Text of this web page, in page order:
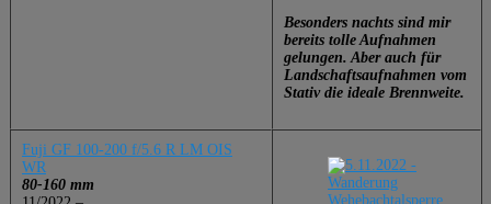
Besonders nachts sind mir
bereits tolle Aufnahmen
gelungen. Aber auch für
Landschaftsaufnahmen vom
Stativ die ideale Brennweite.
Fuji GF 100-200 f/5.6 R LM OIS
WR
80-160 mm